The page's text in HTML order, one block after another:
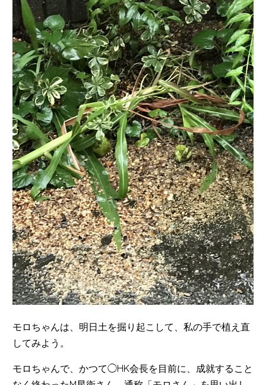
モロちゃんは、明日土を掘り起こして、私の手で植え直
してみよう。
モロちゃんで、かつて◯HK会長を目前に、成就すること